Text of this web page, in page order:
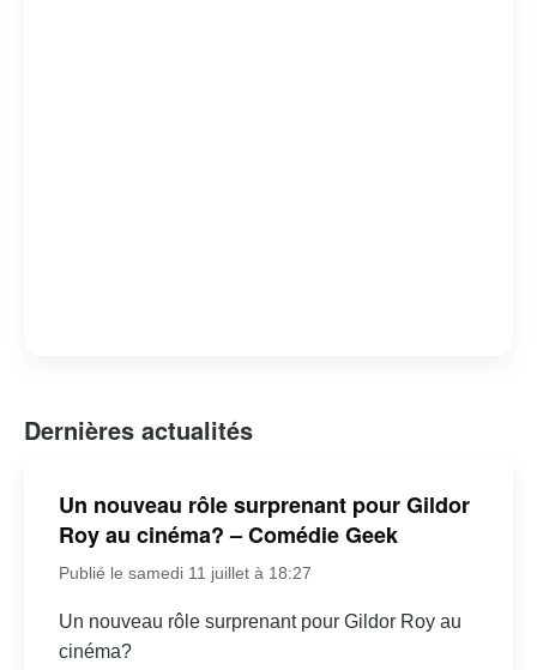
Dernières actualités
Un nouveau rôle surprenant pour Gildor
Roy au cinéma? – Comédie Geek
Publié le samedi 11 juillet à 18:27
Un nouveau rôle surprenant pour Gildor Roy au
cinéma?